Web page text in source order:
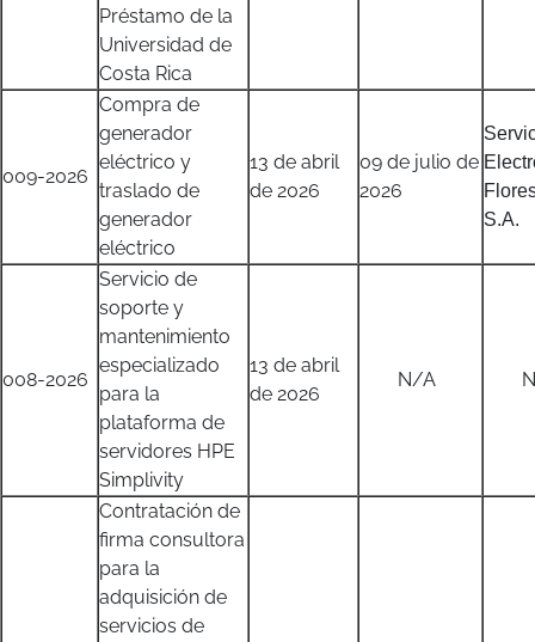
Préstamo de la
Universidad de
Costa Rica
009-2026
Compra de
generador
eléctrico y
traslado de
generador
eléctrico
13 de abril
de 2026
09 de julio de
2026
S.A.
008-2026
Servicio de
soporte y
mantenimiento
especializado
para la
plataforma de
servidores HPE
Simplivity
13 de abril
de 2026
N/A
Contratación de
firma consultora
para la
adquisición de
servicios de